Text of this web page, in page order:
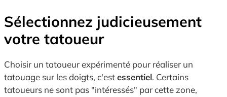
Sélectionnez judicieusement
votre tatoueur
Choisir un tatoueur expérimenté pour réaliser un
tatouage sur les doigts, c'estessentiel. Certains
tatoueurs ne sont pas "intéressés" par cette zone,